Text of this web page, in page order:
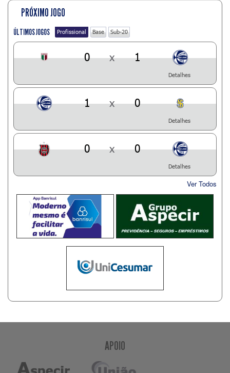
PRÓXIMO JOGO
ÚLTIMOS JOGOS Profissional Base Sub-20
0 x 1
Detalhes
1 x 0
Detalhes
0 x 0
Detalhes
Ver Todos
APOIO